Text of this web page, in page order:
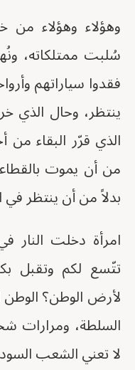
وهؤلاء وهؤلاء
سُلبت ممتلكاته،
فقدوا سياراتهم
ينتظر، وحال
الذي قرّر البقاء
من أن يموت
بدلاً من أن ينتظر في
امرأة دخلت
تتّسع لكم وتقبل
لأرض الوطن؟ الوطن
السلطة، ومرارات
لا تعني الشعب